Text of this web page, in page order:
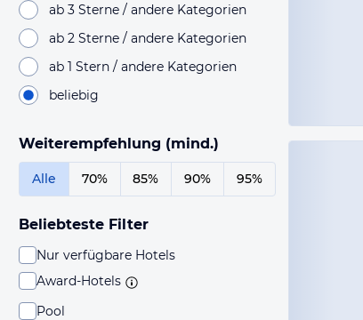
ab 3 Sterne / andere Kategorien
ab 2 Sterne / andere Kategorien
ab 1 Stern / andere Kategorien
beliebig
Weiterempfehlung (mind.)
Alle 70% 85% 90% 95%
Beliebteste Filter
Nur verfügbare Hotels
Award-Hotels
Pool